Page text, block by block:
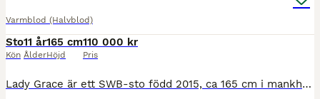
Varmblod (Halvblod)
Sto
Kön
11 år
Ålder
165 cm
Höjd
110 000 kr
Pris
Lady Grace är ett SWB-sto född 2015, ca 165 cm i mankhöjd. Hon är utbildad till LB dressyr och trivs allra bäst när hon får arbeta med dressyr tillsammans med en ryttare som uppskattar en känslig och